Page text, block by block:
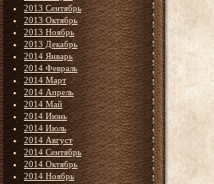
2013 Сентябрь
2013 Октябрь
2013 Ноябрь
2013 Декабрь
2014 Январь
2014 Февраль
2014 Март
2014 Апрель
2014 Май
2014 Июнь
2014 Июль
2014 Август
2014 Сентябрь
2014 Октябрь
2014 Ноябрь